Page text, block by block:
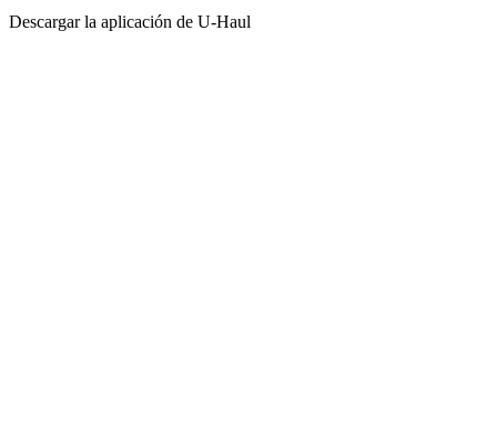
Descargar la aplicación de U-Haul